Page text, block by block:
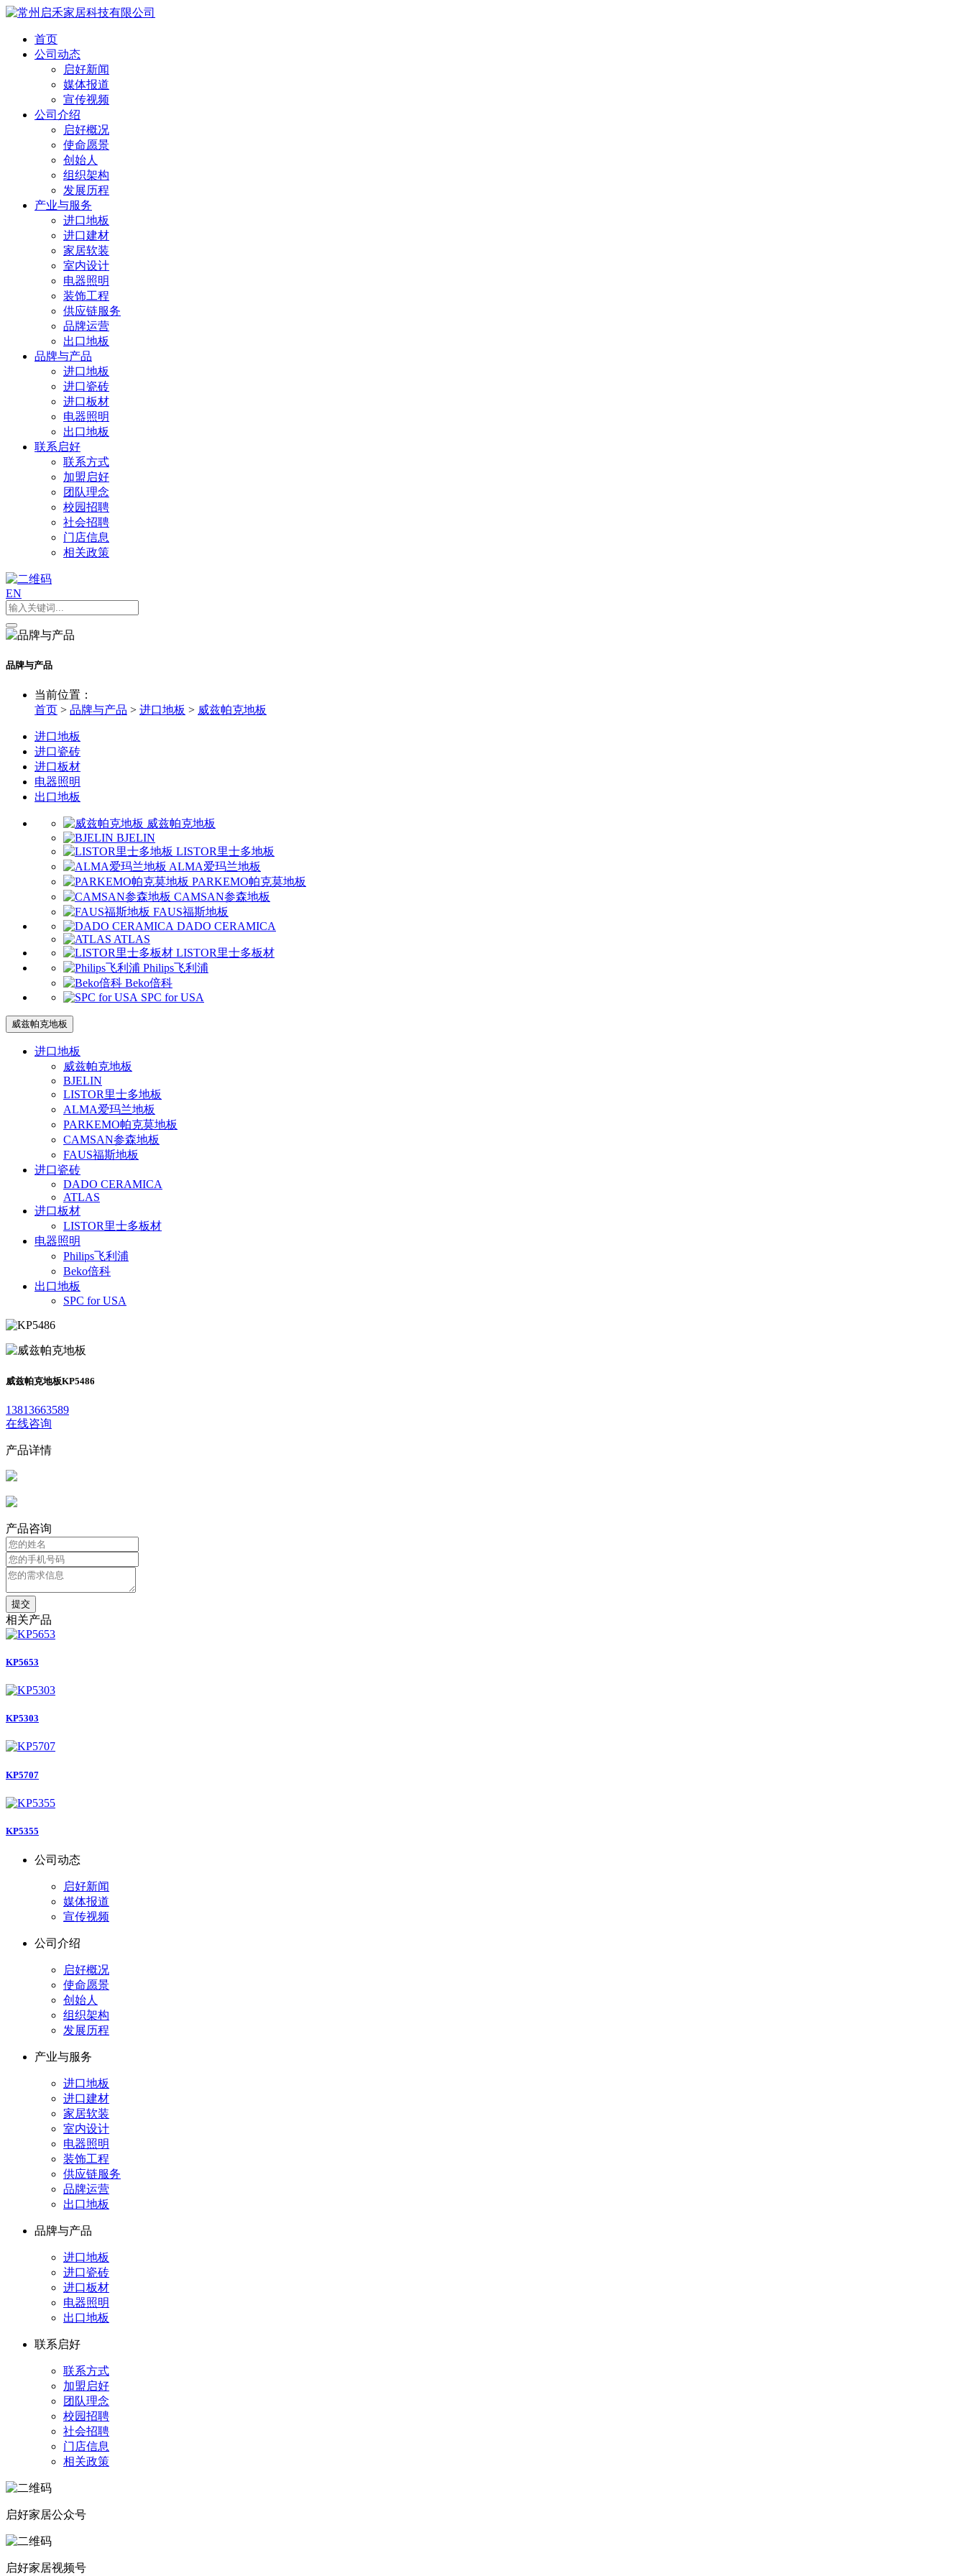
首页
公司动态
启好新闻
媒体报道
宣传视频
公司介绍
启好概况
使命愿景
创始人
组织架构
发展历程
产业与服务
进口地板
进口建材
家居软装
室内设计
电器照明
装饰工程
供应链服务
品牌运营
出口地板
品牌与产品
进口地板
进口瓷砖
进口板材
电器照明
出口地板
联系启好
联系方式
加盟启好
团队理念
校园招聘
社会招聘
门店信息
相关政策
EN
品牌与产品
当前位置：
首页 > 品牌与产品 > 进口地板 > 威兹帕克地板
进口地板
进口瓷砖
进口板材
电器照明
出口地板
威兹帕克地板
BJELIN
LISTOR里士多地板
ALMA爱玛兰地板
PARKEMO帕克莫地板
CAMSAN参森地板
FAUS福斯地板
DADO CERAMICA
ATLAS
LISTOR里士多板材
Philips飞利浦
Beko倍科
SPC for USA
威兹帕克地板
进口地板
威兹帕克地板
BJELIN
LISTOR里士多地板
ALMA爱玛兰地板
PARKEMO帕克莫地板
CAMSAN参森地板
FAUS福斯地板
进口瓷砖
DADO CERAMICA
ATLAS
进口板材
LISTOR里士多板材
电器照明
Philips飞利浦
Beko倍科
出口地板
SPC for USA
威兹帕克地板KP5486
13813663589
在线咨询
产品详情
产品咨询
提交
相关产品
KP5653
KP5303
KP5707
KP5355
公司动态
启好新闻
媒体报道
宣传视频
公司介绍
启好概况
使命愿景
创始人
组织架构
发展历程
产业与服务
进口地板
进口建材
家居软装
室内设计
电器照明
装饰工程
供应链服务
品牌运营
出口地板
品牌与产品
进口地板
进口瓷砖
进口板材
电器照明
出口地板
联系启好
联系方式
加盟启好
团队理念
校园招聘
社会招聘
门店信息
相关政策
启好家居公众号
启好家居视频号